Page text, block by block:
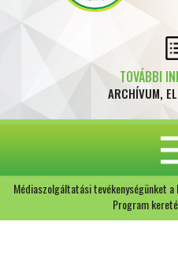
TOVÁBBI
ARCHÍVUM,
Médiaszolgáltatási tevékenységünket
Program